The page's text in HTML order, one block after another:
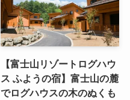
【富士山リゾートログハウ
ス ふようの宿】富士山の麓
でログハウスの木のぬくも